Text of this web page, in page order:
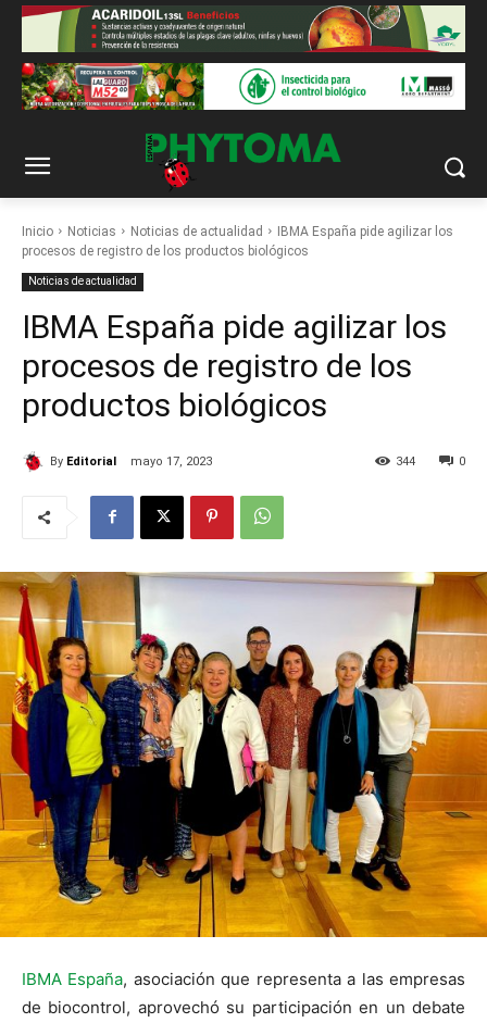
Inicio Noticias Noticias de actualidad
IBMA España pide agilizar los
procesos de registro de los productos biológicos
Noticias de actualidad
IBMA España pide agilizar los
procesos de registro de los
productos biológicos
By Editorial mayo 17, 2023 0
344
IBMA España, asociación que representa a las empresas
de biocontrol, aprovechó su participación en un debate